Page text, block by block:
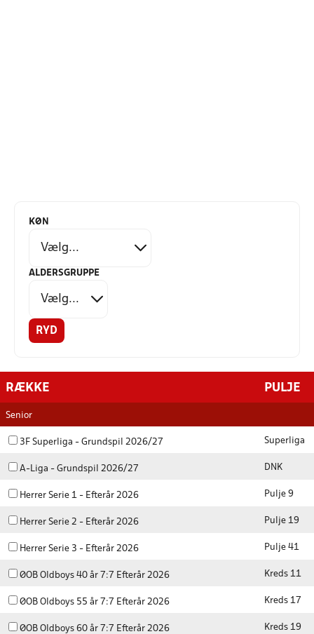
KØN
ALDERSGRUPPE
RYD
RÆKKE PULJE
Senior
3F Superliga - Grundspil 2026/27 Superliga
A-Liga - Grundspil 2026/27 DNK
Herrer Serie 1 - Efterår 2026 Pulje 9
Herrer Serie 2 - Efterår 2026 Pulje 19
Herrer Serie 3 - Efterår 2026 Pulje 41
ØOB Oldboys 40 år 7:7 Efterår 2026 Kreds 11
ØOB Oldboys 55 år 7:7 Efterår 2026 Kreds 17
ØOB Oldboys 60 år 7:7 Efterår 2026 Kreds 19